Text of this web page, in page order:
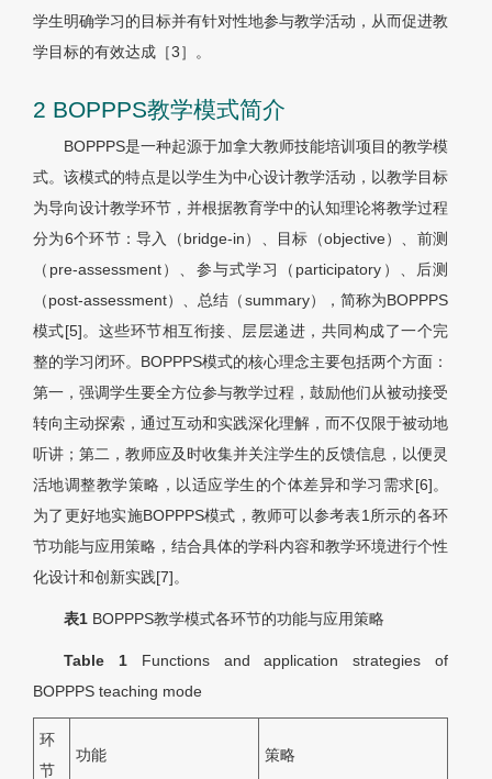
学生明确学习的目标并有针对性地参与教学活动，从而促进教
学目标的有效达成［3］。
2 BOPPPS教学模式简介
BOPPPS是一种起源于加拿大教师技能培训项目的教学模
式。该模式的特点是以学生为中心设计教学活动，以教学目标
为导向设计教学环节，并根据教育学中的认知理论将教学过程
分为6个环节：导入（bridge-in）、目标（objective）、前测
（pre-assessment）、参与式学习（participatory）、后测
（post-assessment）、总结（summary），简称为BOPPPS
模式[5]。这些环节相互衔接、层层递进，共同构成了一个完
整的学习闭环。BOPPPS模式的核心理念主要包括两个方面：
第一，强调学生要全方位参与教学过程，鼓励他们从被动接受
转向主动探索，通过互动和实践深化理解，而不仅限于被动地
听讲；第二，教师应及时收集并关注学生的反馈信息，以便灵
活地调整教学策略，以适应学生的个体差异和学习需求[6]。
为了更好地实施BOPPPS模式，教师可以参考表1所示的各环
节功能与应用策略，结合具体的学科内容和教学环境进行个性
化设计和创新实践[7]。
表1 BOPPPS教学模式各环节的功能与应用策略
Table 1 Functions and application strategies of
BOPPPS teaching mode
环
节
功能 策略